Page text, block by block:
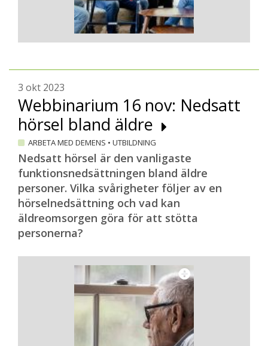
3 okt 2023
Webbinarium 16 nov: Nedsatt
hörsel bland äldre
ARBETA MED DEMENS • UTBILDNING
Nedsatt hörsel är den vanligaste
funktionsnedsättningen bland äldre
personer. Vilka svårigheter följer av en
hörselnedsättning och vad kan
äldreomsorgen göra för att stötta
personerna?